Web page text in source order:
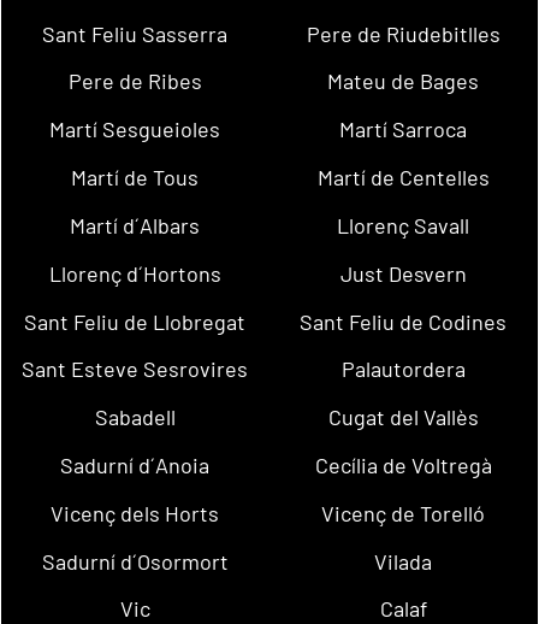
Sant Feliu Sasserra
Pere de Riudebitlles
Pere de Ribes
Mateu de Bages
Martí Sesgueioles
Martí Sarroca
Martí de Tous
Martí de Centelles
Martí d´Albars
Llorenç Savall
Llorenç d´Hortons
Just Desvern
Sant Feliu de Llobregat
Sant Feliu de Codines
Sant Esteve Sesrovires
Palautordera
Sabadell
Cugat del Vallès
Sadurní d´Anoia
Cecília de Voltregà
Vicenç dels Horts
Vicenç de Torelló
Sadurní d´Osormort
Vilada
Vic
Calaf